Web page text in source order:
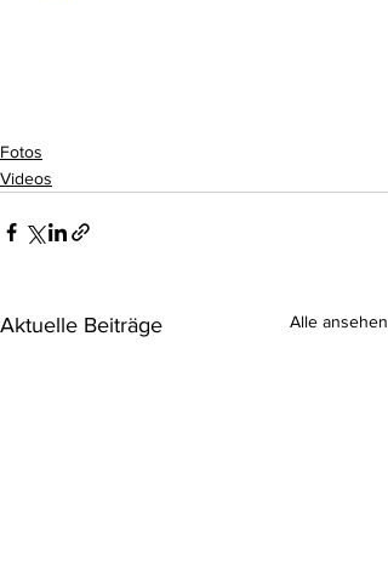
Fotos
Videos
Aktuelle Beiträge Alle ansehen